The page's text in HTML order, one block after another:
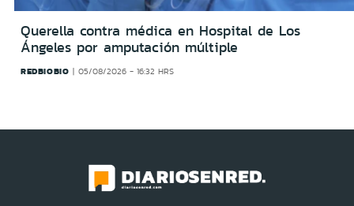
Querella contra médica en Hospital de Los
Ángeles por amputación múltiple
REDBIOBIO 05/08/2026 - 16:32 HRS